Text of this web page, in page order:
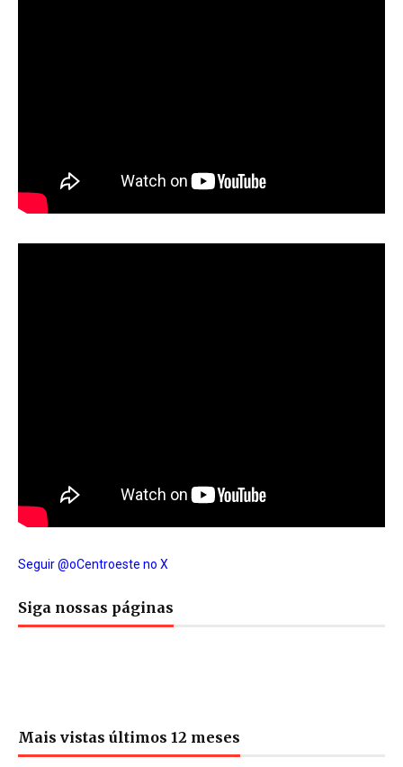
Seguir @oCentroeste no X
Siga nossas páginas
Mais vistas últimos 12 meses